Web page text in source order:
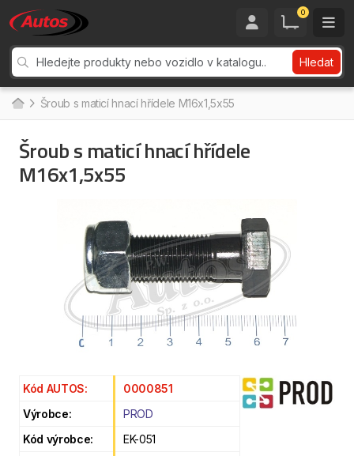
0
Hledat
Šroub s maticí hnací hřídele M16x1,5x55
Šroub s maticí hnací hřídele
M16x1,5x55
Kód AUTOS:
0000851
Výrobce:
PROD
Kód výrobce:
EK-051